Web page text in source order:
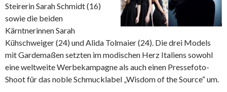
Steirerin Sarah Schmidt (16)
sowie die beiden
Kärntnerinnen Sarah
Kühschweiger (24) und Alida Tolmaier (24). Die drei Models
mit Gardemaßen setzten im modischen Herz Italiens sowohl
eine weltweite Werbekampagne als auch einen Pressefoto-
Shoot für das noble Schmucklabel „Wisdom of the Source“ um.